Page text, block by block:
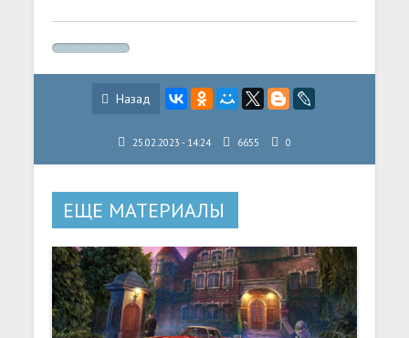
Назад
25.02.2023 - 14:24 6655 0
ЕЩЕ МАТЕРИАЛЫ